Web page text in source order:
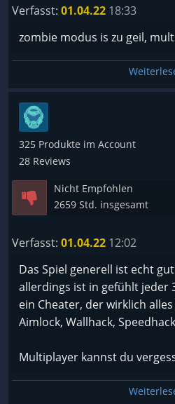
Verfasst: 01.04.22 18:33
zombie modus is zu geil,
325 Produkte im Account
28 Reviews
Nicht Empfohlen
2659 Std. insgesamt
Verfasst: 01.04.22 12:02
Das Spiel generell ist echt
allerdings ist in gefühlt jeder
ein Cheater, der wirklich
Aimlock, Wallhack,
Multiplayer kannst du